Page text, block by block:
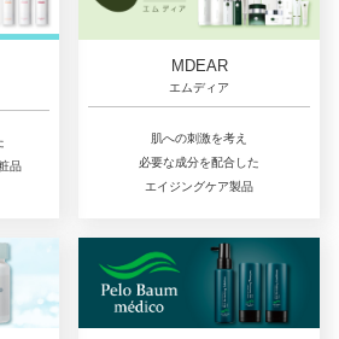
品
MDEAR
エムディア
肌への刺激を考え
必要な成分を配合した
エイジングケア製品